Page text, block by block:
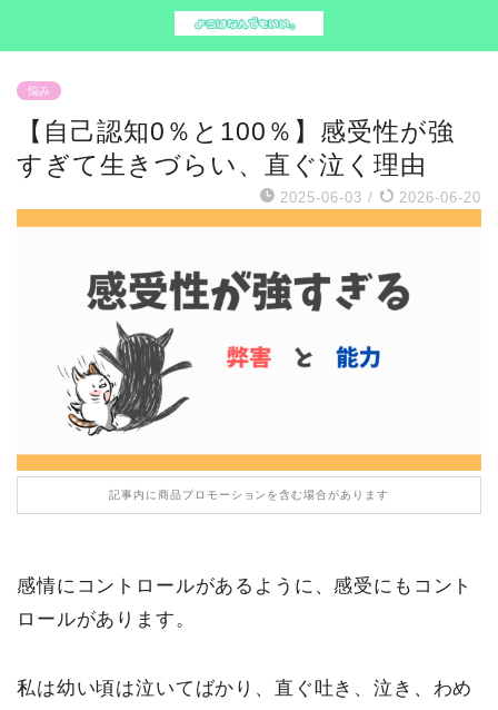
悩み
【自己認知0％と100％】感受性が強
すぎて生きづらい、直ぐ泣く理由
2025-06-03 / 2026-06-20
記事内に商品プロモーションを含む場合があります
感情にコントロールがあるように、感受にもコント
ロールがあります。
私は幼い頃は泣いてばかり、直ぐ吐き、泣き、わめ